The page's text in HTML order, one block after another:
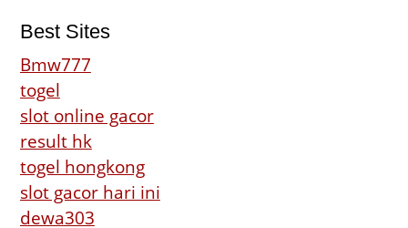
Best Sites
Bmw777
togel
slot online gacor
result hk
togel hongkong
slot gacor hari ini
dewa303